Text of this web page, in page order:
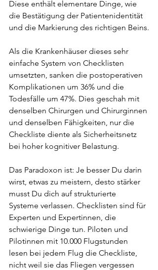
Diese enthält elementare Dinge, wie
die Bestätigung der Patientenidentität
und die Markierung des richtigen Beins.
Als die Krankenhäuser dieses sehr
einfache System von Checklisten
umsetzten, sanken die postoperativen
Komplikationen um 36% und die
Todesfälle um 47%. Dies geschah mit
denselben Chirurgen und Chirurginnen
und denselben Fähigkeiten, nur die
Checkliste diente als Sicherheitsnetz
bei hoher kognitiver Belastung.
Das Paradoxon ist: Je besser Du darin
wirst, etwas zu meistern, desto stärker
musst Du dich auf strukturierte
Systeme verlassen. Checklisten sind für
Experten und Expertinnen, die
schwierige Dinge tun. Piloten und
Pilotinnen mit 10.000 Flugstunden
lesen bei jedem Flug die Checkliste,
nicht weil sie das Fliegen vergessen